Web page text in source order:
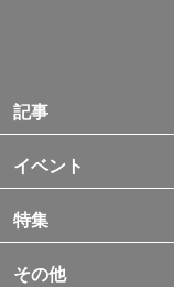
記事
イベント
特集
その他